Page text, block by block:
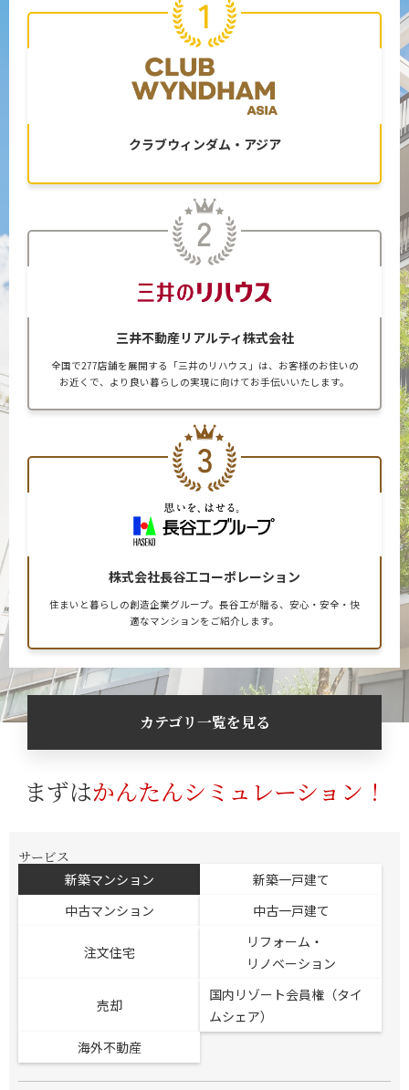
クラブウィンダム・アジア
三井不動産リアルティ株式会社
全国で277店舗を展開する「三井のリハウス」は、お客様のお住いの
お近くで、より良い暮らしの実現に向けてお手伝いいたします。
株式会社長谷工コーポレーション
住まいと暮らしの創造企業グループ。長谷工が贈る、安心・安全・快
適なマンションをご紹介します。
カテゴリ一覧を見る
まずはかんたんシミュレーション！
サービス
新築マンション
新築一戸建て
中古マンション
中古一戸建て
注文住宅
リフォーム・
リノベーション
売却
国内リゾート会員権（タイ
ムシェア）
海外不動産